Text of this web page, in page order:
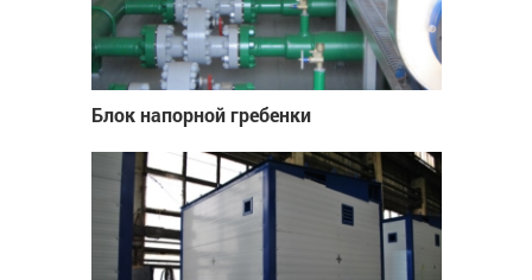
Блок напорной гребенки